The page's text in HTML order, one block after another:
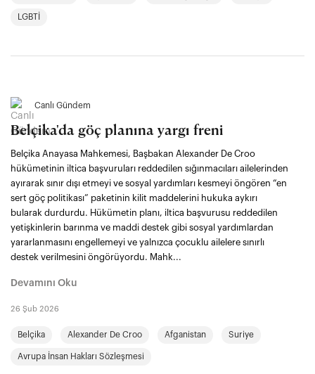
LGBTİ
Canlı Gündem
Belçika'da göç planına yargı freni
Belçika Anayasa Mahkemesi, Başbakan Alexander De Croo
hükümetinin iltica başvuruları reddedilen sığınmacıları ailelerinden
ayırarak sınır dışı etmeyi ve sosyal yardımları kesmeyi öngören “en
sert göç politikası” paketinin kilit maddelerini hukuka aykırı
bularak durdurdu. Hükümetin planı, iltica başvurusu reddedilen
yetişkinlerin barınma ve maddi destek gibi sosyal yardımlardan
yararlanmasını engellemeyi ve yalnızca çocuklu ailelere sınırlı
destek verilmesini öngörüyordu. Mahk...
Devamını Oku
26 Şub 2026
Belçika Alexander De Croo Afganistan Suriye
Avrupa İnsan Hakları Sözleşmesi